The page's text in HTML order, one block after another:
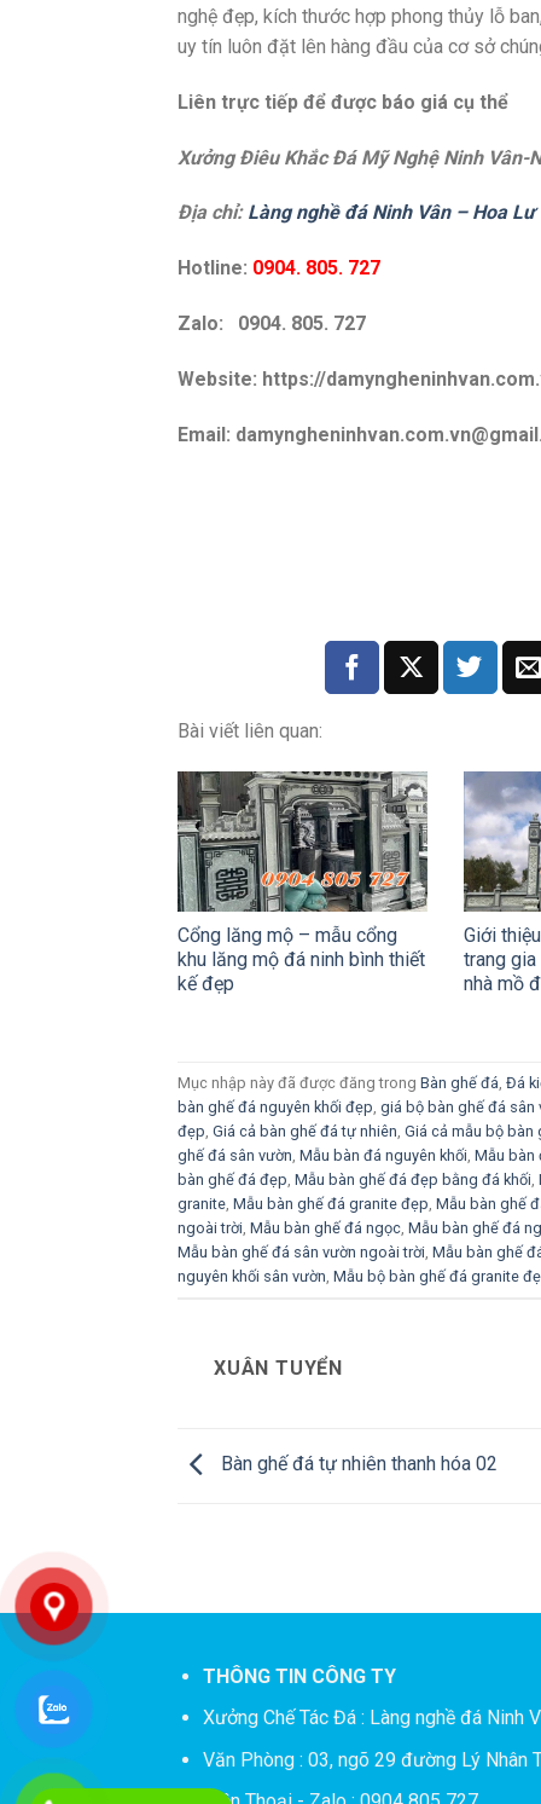
nghệ đẹp, kích thước hợp phong thủy lỗ
uy tín luôn đặt lên hàng đầu của cơ sở
Liên trực tiếp để được báo giá cụ thể
Xưởng Điêu Khắc Đá Mỹ Nghệ Ninh Vân-
Địa chỉ: Làng nghề đá Ninh Vân – Hoa Lư
Hotline: 0904. 805. 727
Zalo: 0904. 805. 727
Website: https://
Email:
Bài viết liên quan:
Cổng lăng mộ – mẫu cổng
khu lăng mộ đá ninh bình thiết
kế đẹp
Giới
trang
nhà mồ
Mục nhập này đã được đăng trong Bàn ghế đá Đá
bàn ghế đá nguyên khối đẹp giá bộ bàn ghế đá sân
đẹp Giá cả bàn ghế đá tự nhiên Giá cả mẫu bộ bàn
ghế đá sân vườn Mẫu bàn đá nguyên khối Mẫu bàn
bàn ghế đá đẹp Mẫu bàn ghế đá đẹp bằng đá khối
granite Mẫu bàn ghế đá granite đẹp Mẫu bàn ghế
ngoài trời Mẫu bàn ghế đá ngọc Mẫu bàn ghế đá
Mẫu bàn ghế đá sân vườn ngoài trời Mẫu bàn ghế
nguyên khối sân vườn Mẫu bộ bàn ghế đá granite
XUÂN TUYỂN
Bàn ghế đá tự nhiên thanh hóa 02
THÔNG TIN CÔNG TY
Xưởng Chế Tác Đá : Làng nghề đá Ninh
Văn Phòng : 03, ngõ 29 đường Lý Nhân